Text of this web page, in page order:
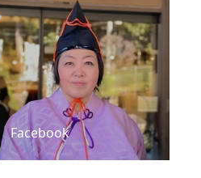
Facebook